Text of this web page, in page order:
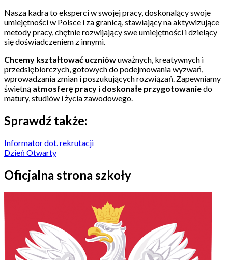
Nasza kadra to eksperci w swojej pracy,doskonalący swoje
umiejętności w Polsce i zagranicą,stawiającyna aktywizujące
metody pracy, chętnie rozwijający swe umiejętności i dzielący
się doświadczeniem z innymi.
Chcemy kształtować uczniówuważnych, kreatywnych i
przedsiębiorczych, gotowych do podejmowania wyzwań,
wprowadzania zmian i poszukujących rozwiązań. Zapewniamy
świetną atmosferę pracy i doskonałe przygotowaniedo
matury, studiów i życia zawodowego.
Sprawdź także:
Informator dot. rekrutacji
Dzień Otwarty
Oficjalna strona szkoły